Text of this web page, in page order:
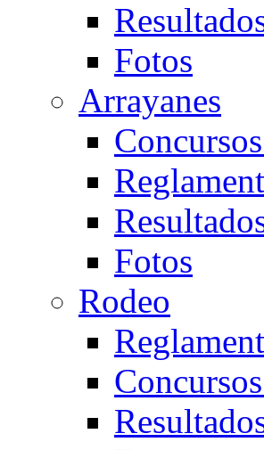
Fotos
Arrayanes
Fotos
Rodeo